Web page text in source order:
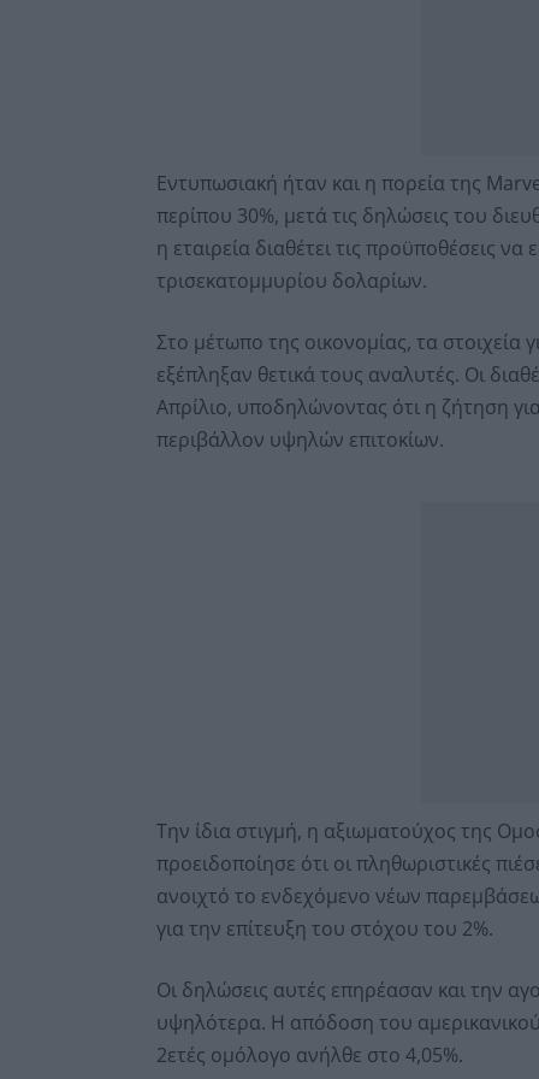
Εντυπωσιακή ήταν και η πορεία της
περίπου 30%, μετά τις δηλώσεις του
η εταιρεία διαθέτει τις προϋποθέσεις
τρισεκατομμυρίου δολαρίων.
Στο μέτωπο της οικονομίας, τα στοιχεία
εξέπληξαν θετικά τους αναλυτές. Οι
Απρίλιο, υποδηλώνοντας ότι η ζήτηση
περιβάλλον υψηλών επιτοκίων.
Την ίδια στιγμή, η αξιωματούχος της
προειδοποίησε ότι οι πληθωριστικές
ανοιχτό το ενδεχόμενο νέων
για την επίτευξη του στόχου του 2%.
Οι δηλώσεις αυτές επηρέασαν και την
υψηλότερα. Η απόδοση του
2ετές ομόλογο ανήλθε στο 4,05%.